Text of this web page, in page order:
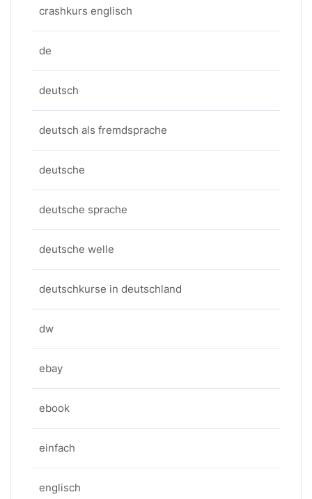
crashkurs englisch
de
deutsch
deutsch als fremdsprache
deutsche
deutsche sprache
deutsche welle
deutschkurse in deutschland
dw
ebay
ebook
einfach
englisch